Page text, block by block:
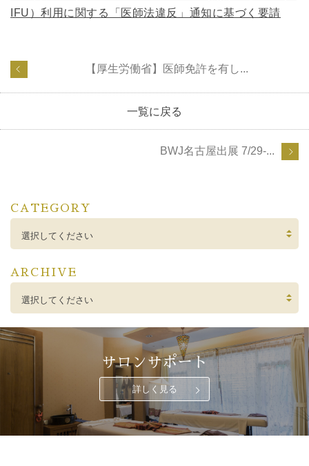
IFU）利用に関する「医師法違反」通知に基づく要請
【厚生労働省】医師免許を有し...
一覧に戻る
BWJ名古屋出展 7/29-...
CATEGORY
選択してください
ARCHIVE
選択してください
サロンサポート
詳しく見る